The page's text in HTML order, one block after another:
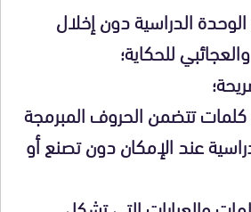
الوحدة الدراسية دون إخلال
للحكاية؛
تتضمن الحروف المبرمجة
عند الإمكان دون تصنع أو